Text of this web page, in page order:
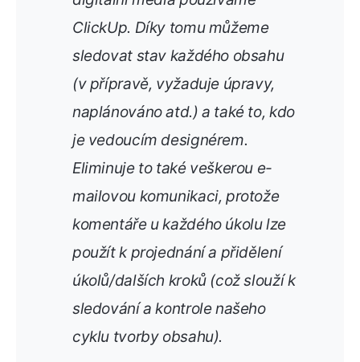
ClickUp. Díky tomu můžeme
sledovat stav každého obsahu
(v přípravě, vyžaduje úpravy,
naplánováno atd.) a také to, kdo
je vedoucím designérem.
Eliminuje to také veškerou e-
mailovou komunikaci, protože
komentáře u každého úkolu lze
použít k projednání a přidělení
úkolů/dalších kroků (což slouží k
sledování a kontrole našeho
cyklu tvorby obsahu).